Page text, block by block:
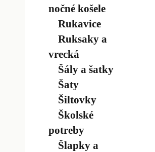
nočné košele
Rukavice
Ruksaky a
vrecká
Šály a šatky
Šaty
Šiltovky
Školské
potreby
Šlapky a